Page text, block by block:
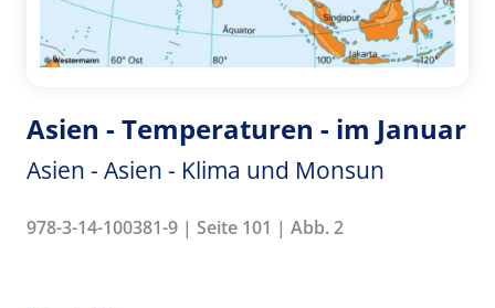
Asien - Temperaturen - im Januar
Asien - Asien - Klima und Monsun
978-3-14-100381-9 | Seite 101 | Abb. 2